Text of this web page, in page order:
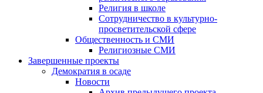
Религия в школе
Сотрудничество в культурно-
просветительской сфере
Общественность и СМИ
Религиозные СМИ
Завершенные проекты
Демократия в осаде
Новости